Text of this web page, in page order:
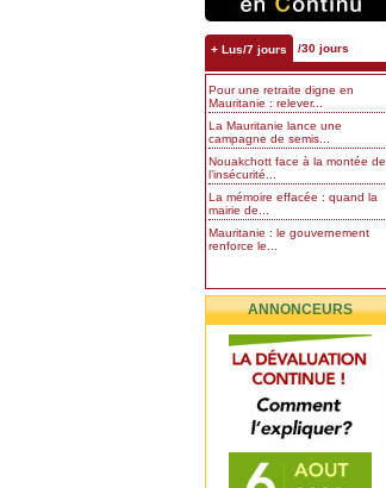
+ Lus/7 jours /30 jours
Pour une retraite digne en
Mauritanie : relever...
La Mauritanie lance une
campagne de semis...
Nouakchott face à la montée de
l’insécurité...
La mémoire effacée : quand la
mairie de...
Mauritanie : le gouvernement
renforce le...
ANNONCEURS